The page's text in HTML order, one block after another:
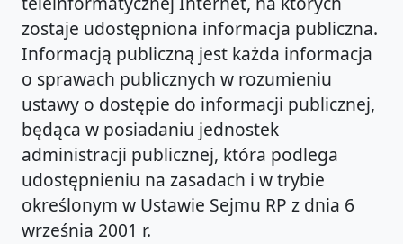
zostaje udostępniona informacja publiczna.
Informacją publiczną jest każda informacja
o sprawach publicznych w rozumieniu
ustawy o dostępie do informacji publicznej,
będąca w posiadaniu jednostek
administracji publicznej, która podlega
udostępnieniu na zasadach i w trybie
określonym w Ustawie Sejmu RP z dnia 6
września 2001 r.